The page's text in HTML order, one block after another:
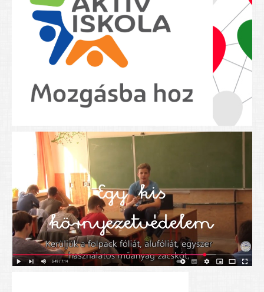
Felsős taneszközlista
BEISKOLÁZÁS 2026